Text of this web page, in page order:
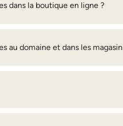
dans la boutique en ligne ?
au domaine et dans les